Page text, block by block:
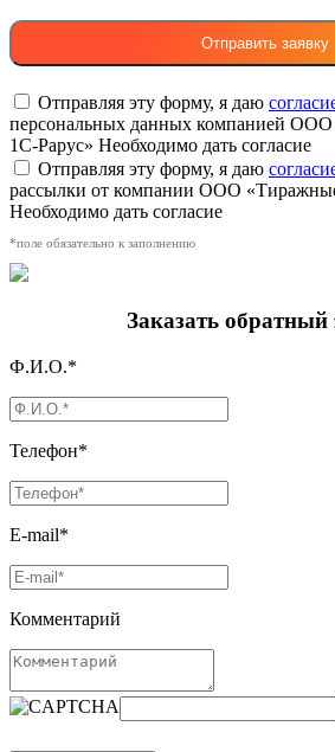
Отправляя эту форму, я даю
персональных данных компанией
1С-Рарус» Необходимо дать согласие
Отправляя эту форму, я даю
рассылки от компании ООО
Необходимо дать согласие
*поле обязательно к заполнению
Заказать обратный
Ф.И.О.*
Телефон*
E-mail*
Комментарий